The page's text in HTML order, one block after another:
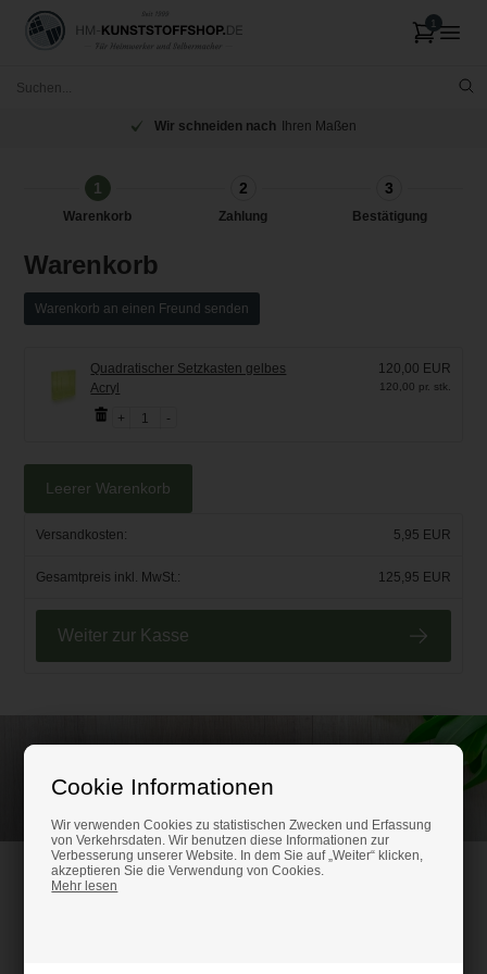
Cookie Informationen
Wir verwenden Cookies zu statistischen Zwecken und Erfassung
von Verkehrsdaten. Wir benutzen diese Informationen zur
Verbesserung unserer Website. In dem Sie auf „Weiter“ klicken,
akzeptieren Sie die Verwendung von Cookies.
Mehr lesen
Wir schneiden nach Ihren Maßen
1
Warenkorb
2
Zahlung
3
Bestätigung
Warenkorb
Warenkorb an einen Freund senden
Quadratischer Setzkasten gelbes
Acryl
1
120,00 EUR
120,00 pr. stk.
Leerer Warenkorb
Versandkosten: 5,95 EUR
Gesamtpreis inkl. MwSt.: 125,95 EUR
Weiter zur Kasse
(+49) 0151 24821292
HM-Kunststoffshop.de